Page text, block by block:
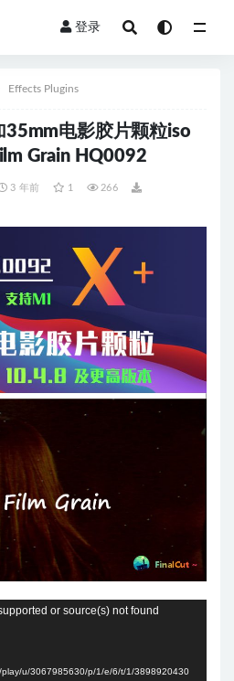
登录
Effects Plugins
35mm电影胶片颗粒iso
Grain HQ0092
3 年前 1 266
or source(s) not found
u/3067985630/p/1/e/6/t/1/3898920430